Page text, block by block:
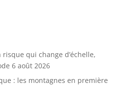
qui change d’échelle,
6 août 2026
: les montagnes en première